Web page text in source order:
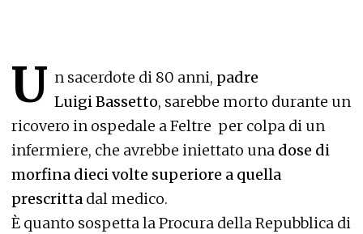
U n sacerdote di 80 anni, padre
Luigi Bassetto, sarebbe morto durante un
ricovero in ospedale a Feltre per colpa di un
infermiere, che avrebbe iniettato una dose di
morfina dieci volte superiore a quella
prescritta dal medico.
È quanto sospetta la Procura della Repubblica di